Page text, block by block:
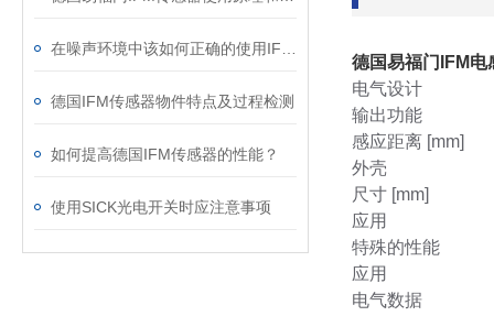
德国IFM传感器物件特点及过程检测
如何提高德国IFM传感器的性能？
使用SICK光电开关时应注意事项
德国易福门IFM电
电气设计
输出功能
感应距离 [mm]
外壳
尺寸 [mm]
应用
特殊的性能
应用
电气数据